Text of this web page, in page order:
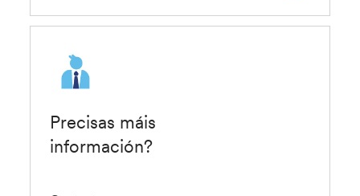
Precisas máis
información?